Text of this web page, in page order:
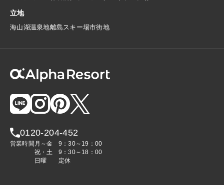
立地
海山湖温泉地離島スキー場市街地
0120-204-452
営業時間 月～金
9：30～19：00
祝・土
9：30～18：00
日曜
定休